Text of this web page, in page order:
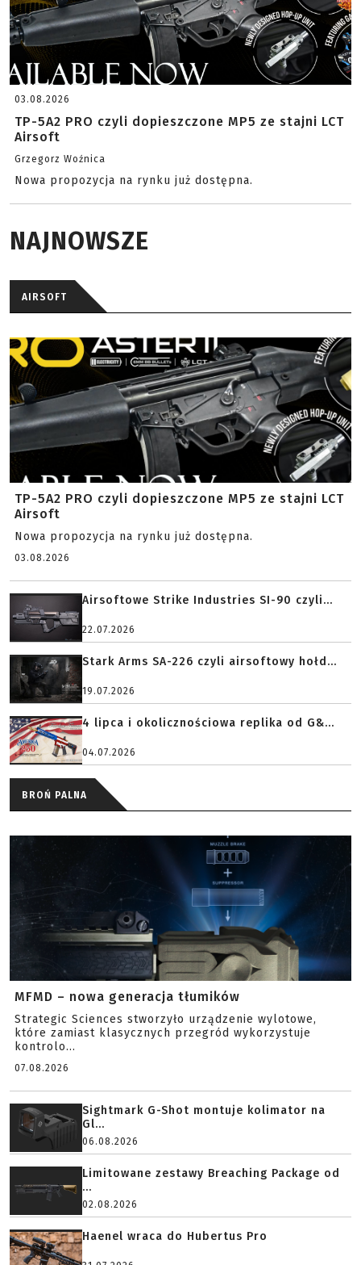
03.08.2026
TP-5A2 PRO czyli dopieszczone MP5 ze stajni LCT
Airsoft
Grzegorz Woźnica
Nowa propozycja na rynku już dostępna.
NAJNOWSZE
AIRSOFT
TP-5A2 PRO czyli dopieszczone MP5 ze stajni LCT
Airsoft
Nowa propozycja na rynku już dostępna.
03.08.2026
Airsoftowe Strike Industries SI-90 czyli...
22.07.2026
Stark Arms SA-226 czyli airsoftowy hołd...
19.07.2026
4 lipca i okolicznościowa replika od G&...
04.07.2026
BROŃ PALNA
MFMD – nowa generacja tłumików
Strategic Sciences stworzyło urządzenie wylotowe,
które zamiast klasycznych przegród wykorzystuje
kontrolo...
07.08.2026
Sightmark G-Shot montuje kolimator na
Gl...
06.08.2026
Limitowane zestawy Breaching Package od
...
02.08.2026
Haenel wraca do Hubertus Pro